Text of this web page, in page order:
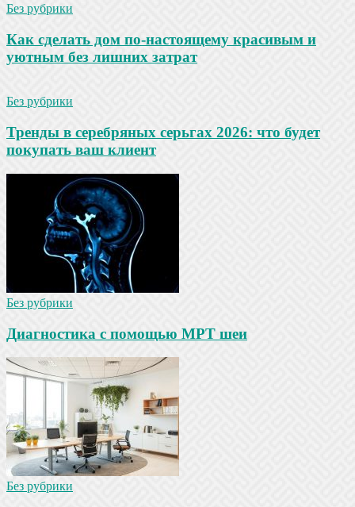
Без рубрики
Как сделать дом по-настоящему красивым и
уютным без лишних затрат
Без рубрики
Тренды в серебряных серьгах 2026: что будет
покупать ваш клиент
Без рубрики
Диагностика с помощью МРТ шеи
Без рубрики